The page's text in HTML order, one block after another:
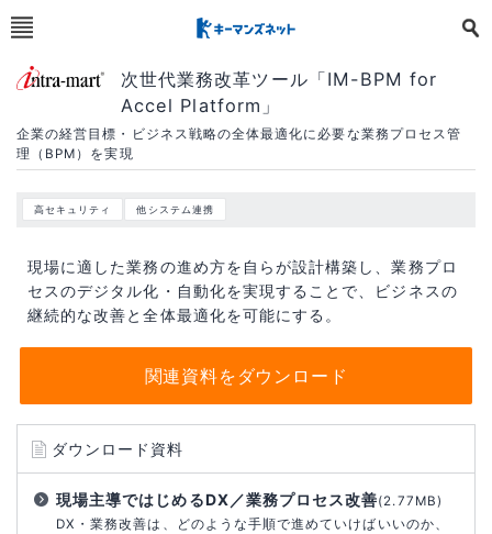
次世代業務改革ツール「IM-BPM for
Accel Platform」
企業の経営目標・ビジネス戦略の全体最適化に必要な業務プロセス管
理（BPM）を実現
高セキュリティ 他システム連携
現場に適した業務の進め方を自らが設計構築し、業務プロ
セスのデジタル化・自動化を実現することで、ビジネスの
継続的な改善と全体最適化を可能にする。
関連資料をダウンロード
ダウンロード資料
現場主導ではじめるDX／業務プロセス改善(2.77MB)
DX・業務改善は、どのような手順で進めていけばいいのか、